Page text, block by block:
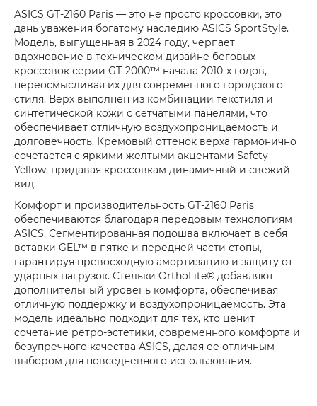
ASICS GT-2160 Paris — это не просто кроссовки, это
дань уважения богатому наследию ASICS SportStyle.
Модель, выпущенная в 2024 году, черпает
вдохновение в техническом дизайне беговых
кроссовок серии GT-2000™ начала 2010-х годов,
переосмысливая их для современного городского
стиля. Верх выполнен из комбинации текстиля и
синтетической кожи с сетчатыми панелями, что
обеспечивает отличную воздухопроницаемость и
долговечность. Кремовый оттенок верха гармонично
сочетается с яркими желтыми акцентами Safety
Yellow, придавая кроссовкам динамичный и свежий
вид.
Комфорт и производительность GT-2160 Paris
обеспечиваются благодаря передовым технологиям
ASICS. Сегментированная подошва включает в себя
вставки GEL™ в пятке и передней части стопы,
гарантируя превосходную амортизацию и защиту от
ударных нагрузок. Стельки OrthoLite® добавляют
дополнительный уровень комфорта, обеспечивая
отличную поддержку и воздухопроницаемость. Эта
модель идеально подходит для тех, кто ценит
сочетание ретро-эстетики, современного комфорта и
безупречного качества ASICS, делая ее отличным
выбором для повседневного использования.